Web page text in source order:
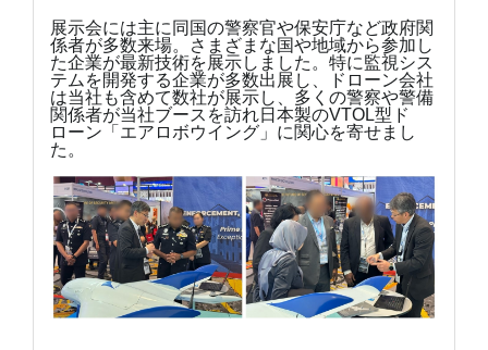
展示会には主に同国の警察官や保安庁など政府関
係者が多数来場。さまざまな国や地域から参加し
た企業が最新技術を展示しました。特に監視シス
テムを開発する企業が多数出展し、ドローン会社
は当社も含めて数社が展示し、多くの警察や警備
関係者が当社ブースを訪れ日本製のVTOL型ド
ローン「エアロボウイング」に関心を寄せまし
た。